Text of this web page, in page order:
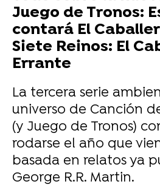
Juego de Tronos:
contará El
Siete Reinos: El
Errante
La tercera serie
universo de Canción
(y Juego de Tronos)
rodarse el año que
basada en relatos ya
George R.R. Martin.